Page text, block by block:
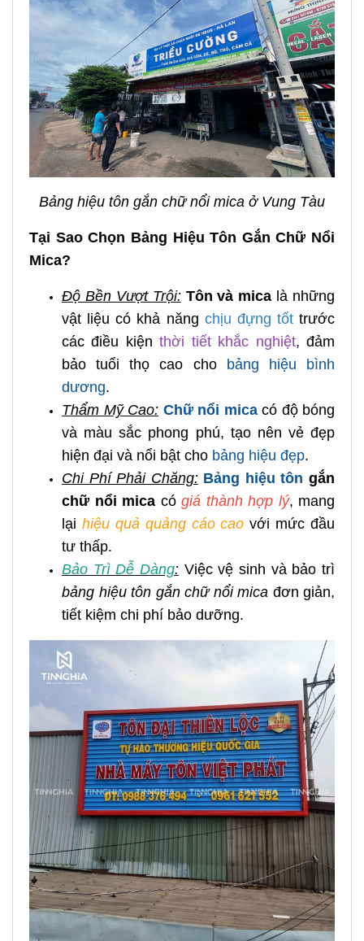
Bảng hiệu tôn gắn chữ nổi mica ở Vung Tàu
Tại Sao Chọn Bảng Hiệu Tôn Gắn Chữ Nổi
Mica?
Độ Bền Vượt Trội: Tôn và mica là những
vật liệu có khả năng chịu đựng tốttrước
các điều kiệnthời tiết khắc nghiệt, đảm
bảo tuổi thọ cao cho bảng hiệu bình
dương.
Thẩm Mỹ Cao: Chữ nổi micacó độ bóng
và màu sắc phong phú, tạo nên vẻ đẹp
hiện đại và nổi bật cho bảng hiệu đẹp.
Chi Phí Phải Chăng: Bảng hiệu tôn gắn
chữ nổi mica có giá thành hợp lý, mang
lại hiệu quả quảng cáo cao với mức đầu
tư thấp.
Bảo Trì Dễ Dàng: Việc vệ sinh và bảo trì
bảng hiệu tôn gắn chữ nổi mica đơn giản,
tiết kiệm chi phí bảo dưỡng.